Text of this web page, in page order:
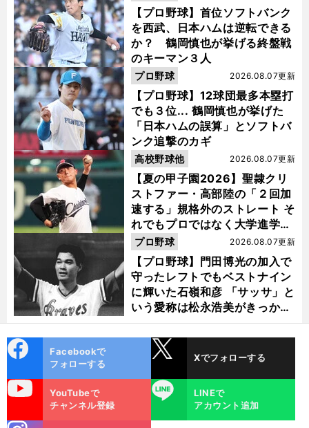
【プロ野球】首位ソフトバンク
を西武、日本ハムは逆転できる
か？ 鶴岡慎也が挙げる終盤戦
のキーマン３人
【プロ野球】12球団最多本塁打
でも３位... 鶴岡慎也が挙げた
「日本ハムの誤算」とソフトバ
ンク追撃のカギ
2026.08.07更新
プロ野球
【夏の甲子園2026】聖隷クリ
ストファー・高部陸の「２回加
速する」規格外のストレート そ
れでもプロではなく大学進学を
選ぶ理由
2026.08.07更新
高校野球他
【プロ野球】門田博光の加入で
守ったレフトでもベストナイン
に輝いた石嶺和彦 「サッサ」と
いう愛称は松永浩美がきっか
け？
2026.08.07更新
プロ野球
ok
Facebookで
フォローする
Xでフォローする
YouTubeで
チャンネル登録
LINE
LINEで
アカウント追加